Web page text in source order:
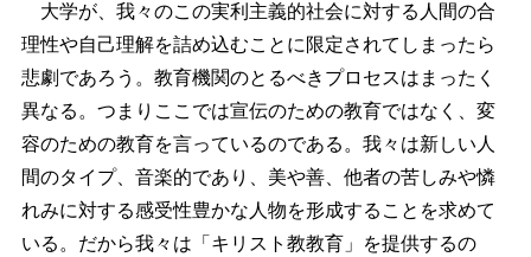
大学が、我々のこの実利主義的社会に対する人間の合
理性や自己理解を詰め込むことに限定されてしまったら
悲劇であろう。教育機関のとるべきプロセスはまったく
異なる。つまりここでは宣伝のための教育ではなく、変
容のための教育を言っているのである。我々は新しい人
間のタイプ、音楽的であり、美や善、他者の苦しみや憐
れみに対する感受性豊かな人物を形成することを求めて
いる。だから我々は「キリスト教教育」を提供するの